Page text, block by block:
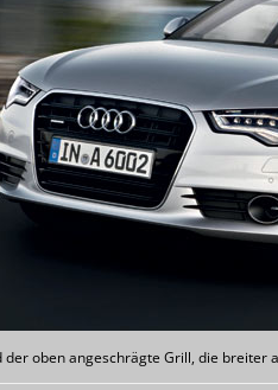
der oben angeschrägte Grill, die